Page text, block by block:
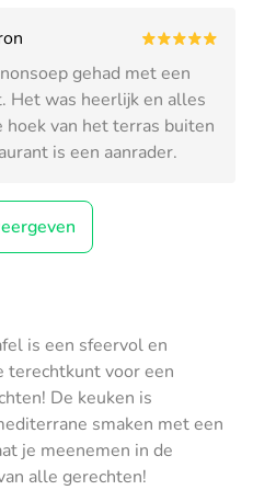
gehad met een
Het was heerlijk en alles
hoek van het terras buiten
is een aanrader.
is een sfeervol en
terechtkunt voor een
De keuken is
smaken met een
je meenemen in de
alle gerechten!